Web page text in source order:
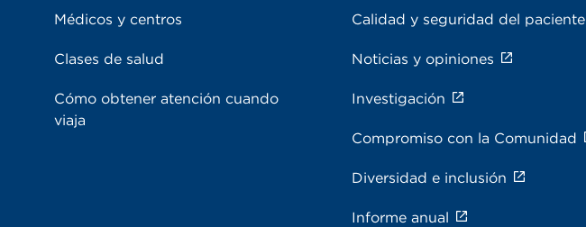
Médicos y centros
Clases de salud
Cómo obtener atención cuando
viaja
Calidad y seguridad del paciente
Noticias y opiniones
Investigación
Compromiso con la Comunidad
Diversidad e inclusión
Informe anual